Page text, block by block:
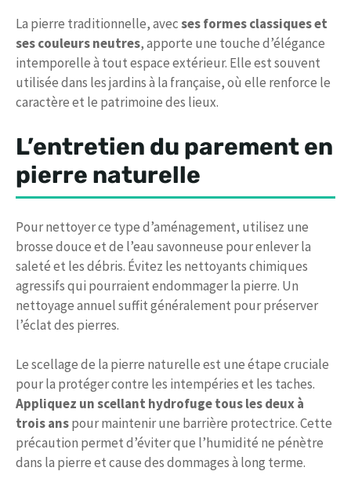
La pierre traditionnelle, avecses formes classiques et
ses couleurs neutres, apporte une touche d’élégance
intemporelle à tout espace extérieur. Elle est souvent
utilisée dans les jardins à la française, où elle renforce le
caractère et le patrimoine des lieux.
L’entretien du parement en
pierre naturelle
Pour nettoyer ce type d’aménagement, utilisez une
brosse douce et de l’eau savonneuse pour enlever la
saleté et les débris. Évitez les nettoyants chimiques
agressifs qui pourraient endommager la pierre. Un
nettoyage annuel suffit généralement pour préserver
l’éclat des pierres.
Le scellage de la pierre naturelle est une étape cruciale
pour la protéger contre les intempéries et les taches.
Appliquez un scellant hydrofuge tous les deux à
trois anspour maintenir une barrière protectrice. Cette
précaution permet d’éviter que l’humidité ne pénètre
dans la pierre et cause des dommages à long terme.